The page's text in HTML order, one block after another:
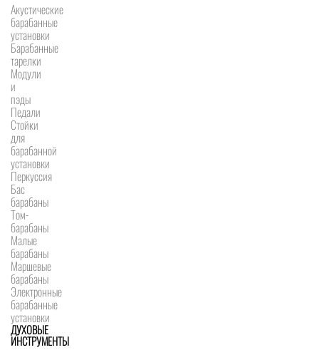
Акустические
барабанные
установки
Барабанные
тарелки
Модули
и
пэды
Педали
Стойки
для
барабанной
установки
Перкуссия
Бас
барабаны
Том-
барабаны
Малые
барабаны
Маршевые
барабаны
Электронные
барабанные
установки
ДУХОВЫЕ
ИНСТРУМЕНТЫ